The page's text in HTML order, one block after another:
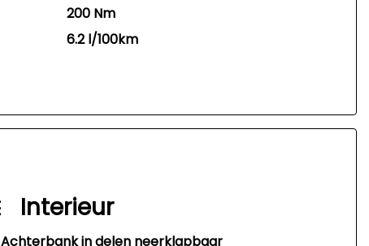
200 Nm
6.2 l/100km
Interieur
Achterbank in delen neerklapbaar